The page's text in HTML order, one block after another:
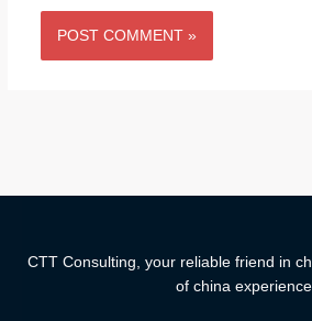
CTT Consulting, your reliable friend in
of china